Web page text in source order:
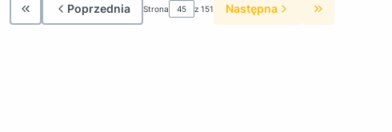
Wróć do pierwszej strony z produktami
Poprzednia Strona z 151 Następna Przejdź do